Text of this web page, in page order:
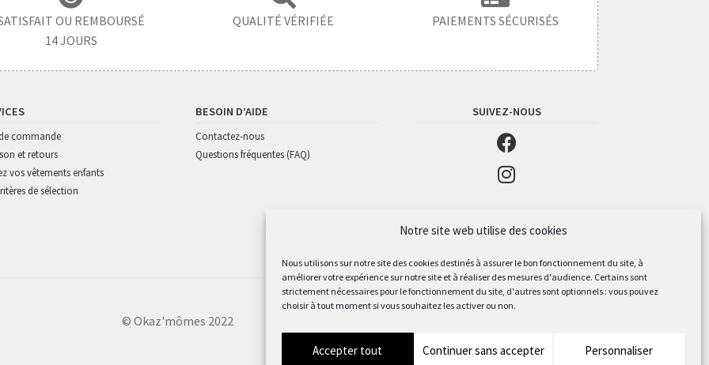
Notre site web utilise des cookies
Nous utilisons sur notre site des cookies destinés à assurer le bon fonctionnement du site, à
améliorer votre expérience sur notre site et à réaliser des mesures d'audience. Certains sont
strictement nécessaires pour le fonctionnement du site, d'autres sont optionnels : vous pouvez
choisir à tout moment si vous souhaitez les activer ou non.
Accepter tout Continuer sans accepter Personnaliser
OU REMBOURSÉ
14 JOURS
QUALITÉ VÉRIFIÉE PAIEMENTS SÉCURISÉS
commande
et retours
vos vêtements enfants
de sélection
BESOIN D’AIDE
Contactez-nous
Questions fréquentes (FAQ)
SUIVEZ-NOUS
© Okaz'mômes 2022